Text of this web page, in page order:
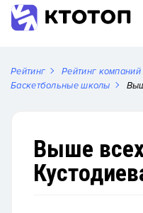
Рейтинг Рейтинг компаний
Баскетбольные школы
Выше